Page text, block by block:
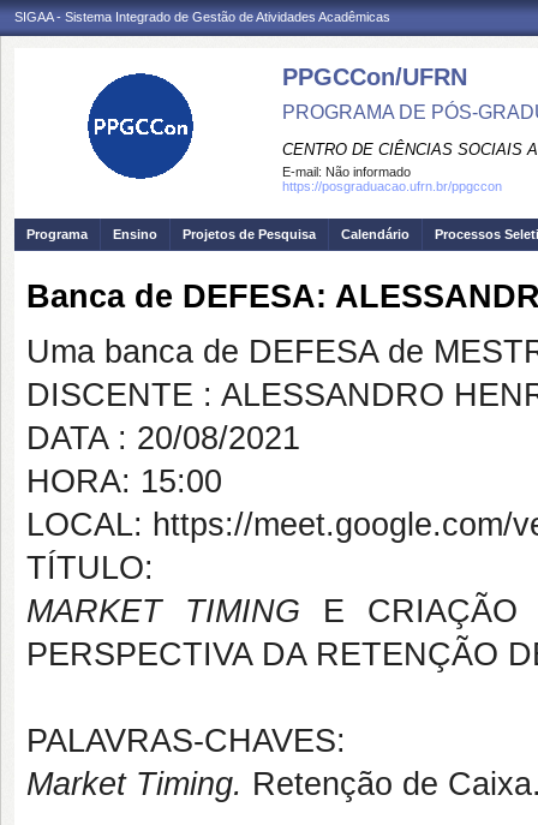
SIGAA - Sistema Integrado de Gestão de Atividades Acadêmicas
PPGCCon/UFRN
PROGRAMA DE PÓS-
CENTRO DE CIÊNCIAS SOCIAIS
E-mail: Não informado
https://posgraduacao.ufrn.br/ppgccon
Programa Ensino Projetos de Pesquisa Calendário Processos
Banca de DEFESA:
Uma banca de DEFESA de
DISCENTE : ALESSANDRO
DATA : 20/08/2021
HORA: 15:00
LOCAL: https://meet.google.com/
TÍTULO:
MARKET TIMING E CRIAÇÃO
PERSPECTIVA DA RETENÇÃO
PALAVRAS-CHAVES:
Market Timing. Retenção de